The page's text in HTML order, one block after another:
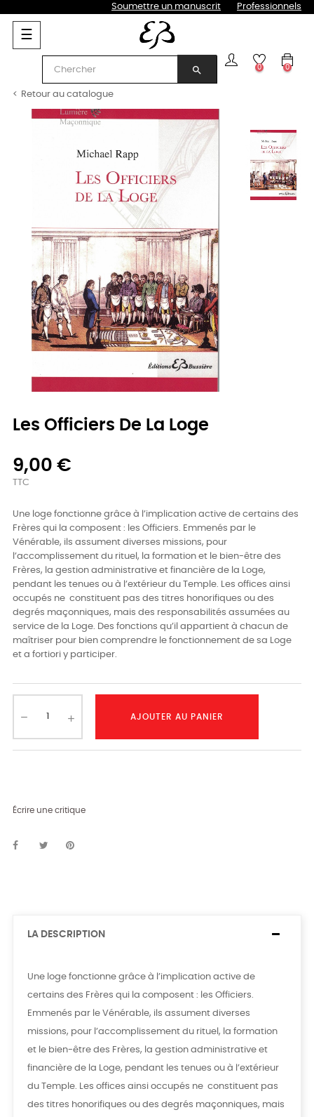
Soumettre un manuscrit Professionnels
Basculer
la
navigation
☰
search 0 0
Retour au catalogue
Les Officiers De La Loge
9,00 €
TTC
Une loge fonctionne grâce à l’implication active de certains des
Frères qui la composent : les Officiers. Emmenés par le
Vénérable, ils assument diverses missions, pour
l’accomplissement du rituel, la formation et le bien-être des
Frères, la gestion administrative et financière de la Loge,
pendant les tenues ou à l’extérieur du Temple. Les offices ainsi
occupés ne constituent pas des titres honorifiques ou des
degrés maçonniques, mais des responsabilités assumées au
service de la Loge. Des fonctions qu’il appartient à chacun de
maîtriser pour bien comprendre le fonctionnement de sa Loge
et a fortiori y participer.
AJOUTER AU PANIER
Écrire une critique
LA DESCRIPTION
Une loge fonctionne grâce à l’implication active de
certains des Frères qui la composent : les Officiers.
Emmenés par le Vénérable, ils assument diverses
missions, pour l’accomplissement du rituel, la formation
et le bien-être des Frères, la gestion administrative et
financière de la Loge, pendant les tenues ou à l’extérieur
du Temple. Les offices ainsi occupés ne constituent pas
des titres honorifiques ou des degrés maçonniques, mais